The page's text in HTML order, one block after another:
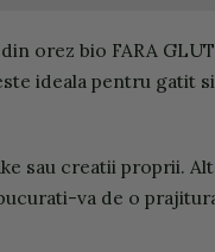
orez bio FARA
ideala pentru gatit
sau creatii proprii.
va de o